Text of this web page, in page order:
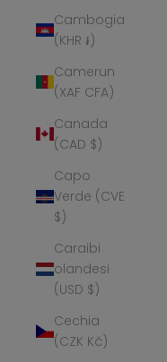
Cambogia
(KHR ៛)
Camerun
(XAF CFA)
Canada
(CAD $)
Capo
Verde (CVE
$)
Caraibi
olandesi
(USD $)
Cechia
(CZK Kč)